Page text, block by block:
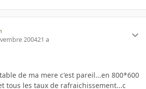
200421 a
de ma mere c'est pareil...en 800*600
tous les taux de rafraichissement...c